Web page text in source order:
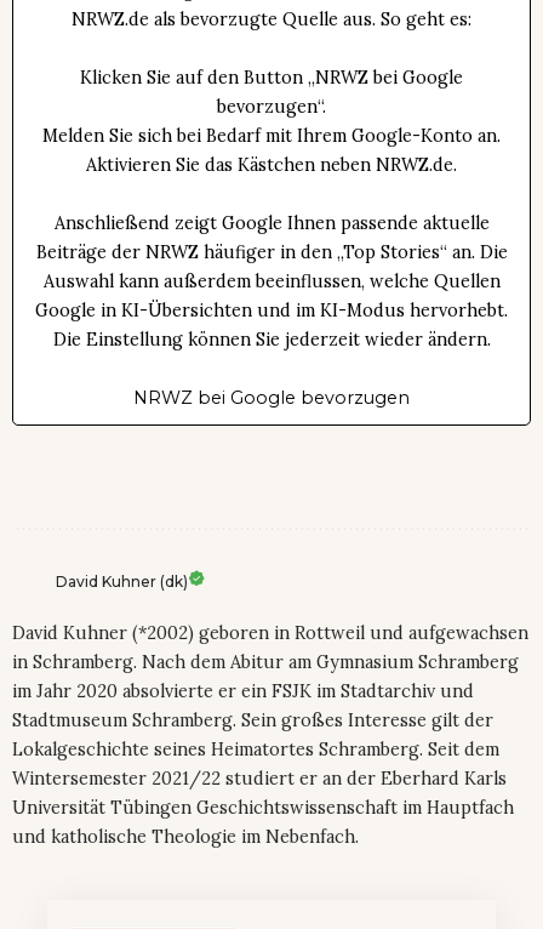
NRWZ.de als bevorzugte Quelle aus. So geht es:
Klicken Sie auf den Button „NRWZ bei Google
bevorzugen“.
Melden Sie sich bei Bedarf mit Ihrem Google-Konto an.
Aktivieren Sie das Kästchen neben NRWZ.de.
Anschließend zeigt Google Ihnen passende aktuelle
Beiträge der NRWZ häufiger in den „Top Stories“ an. Die
Auswahl kann außerdem beeinflussen, welche Quellen
Google in KI-Übersichten und im KI-Modus hervorhebt.
Die Einstellung können Sie jederzeit wieder ändern.
NRWZ bei Google bevorzugen
David Kuhner (dk)
David Kuhner (*2002) geboren in Rottweil und aufgewachsen
in Schramberg. Nach dem Abitur am Gymnasium Schramberg
im Jahr 2020 absolvierte er ein FSJK im Stadtarchiv und
Stadtmuseum Schramberg. Sein großes Interesse gilt der
Lokalgeschichte seines Heimatortes Schramberg. Seit dem
Wintersemester 2021/22 studiert er an der Eberhard Karls
Universität Tübingen Geschichtswissenschaft im Hauptfach
und katholische Theologie im Nebenfach.